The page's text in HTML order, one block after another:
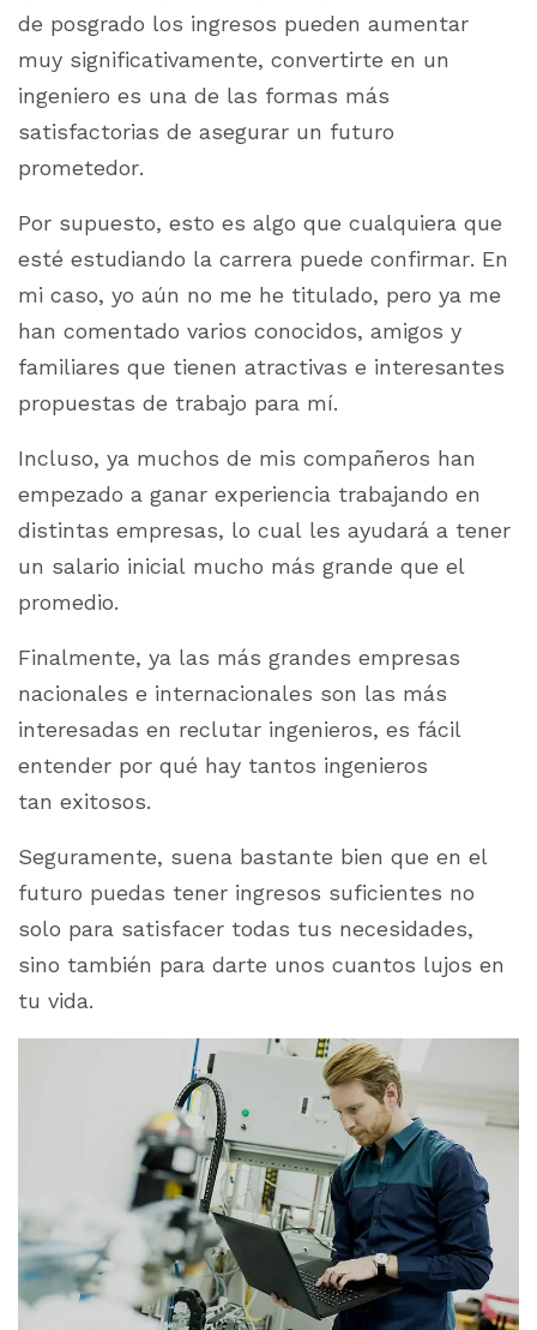
de posgrado los ingresos pueden aumentar
muy significativamente, convertirte en un
ingeniero es una de las formas más
satisfactorias de asegurar un futuro
prometedor.
Por supuesto, esto es algo que cualquiera que
esté estudiando la carrera puede confirmar. En
mi caso, yo aún no me he titulado, pero ya me
han comentado varios conocidos, amigos y
familiares que tienen atractivas e interesantes
propuestas de trabajo para mí.
Incluso, ya muchos de mis compañeros han
empezado a ganar experiencia trabajando en
distintas empresas, lo cual les ayudará a tener
un salario inicial mucho más grande que el
promedio.
Finalmente, ya las más grandes empresas
nacionales e internacionales son las más
interesadas en reclutar ingenieros, es fácil
entender por qué hay tantos ingenieros
tan exitosos.
Seguramente, suena bastante bien que en el
futuro puedas tener ingresos suficientes no
solo para satisfacer todas tus necesidades,
sino también para darte unos cuantos lujos en
tu vida.